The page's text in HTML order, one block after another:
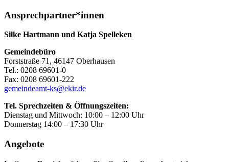
Ansprechpartner*innen
Silke Hartmann und Katja Spelleken
Gemeindebüro
Forststraße 71, 46147 Oberhausen
Tel.: 0208 69601-0
Fax: 0208 69601-222
gemeindeamt-ks@ekir.de
Tel. Sprechzeiten & Öffnungszeiten:
Dienstag und Mittwoch: 10:00 – 12:00 Uhr
Donnerstag 14:00 – 17:30 Uhr
Angebote